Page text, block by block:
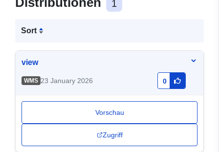
1
Sort
view
WMS 23 January 2026 0
Vorschau
Zugriff